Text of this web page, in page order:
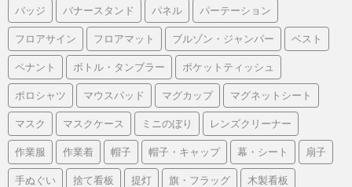
バッジ バナースタンド パネル パーテーション
フロアサイン フロアマット ブルゾン・ジャンパー ベスト
ペナント ボトル・タンブラー ポケットティッシュ
ポロシャツ マウスパッド マグカップ マグネットシート
マスク マスクケース ミニのぼり レンズクリーナー
作業服 作業着 帽子 帽子・キャップ 幕・シート 扇子
手ぬぐい 捨て看板 提灯 旗・フラッグ 木製看板